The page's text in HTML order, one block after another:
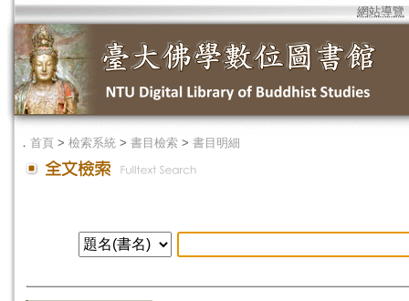
網站導覽
． 首頁 > 檢索系統 > 書目檢索 > 書目明細